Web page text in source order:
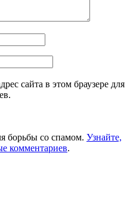
сайта в этом браузере для
борьбы со спамом. Узнайте,
комментариев.